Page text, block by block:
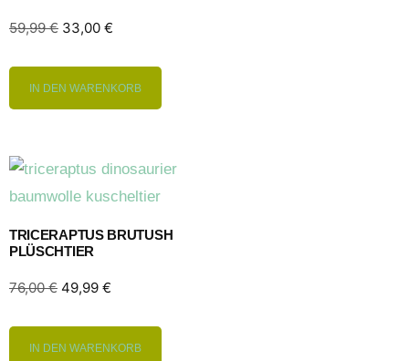
59,99€ 33,00 €
IN DEN WARENKORB
TRICERAPTUS BRUTUSH
PLÜSCHTIER
76,00€ 49,99 €
IN DEN WARENKORB